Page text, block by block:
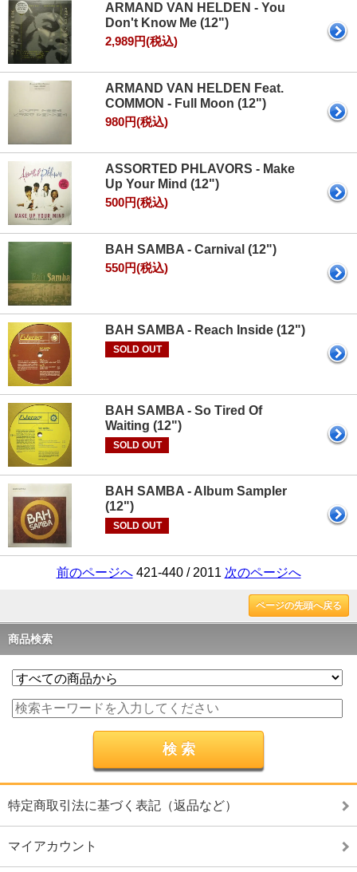
ARMAND VAN HELDEN - You
Don't Know Me (12")
2,989円(税込)
ARMAND VAN HELDEN Feat.
COMMON - Full Moon (12")
980円(税込)
ASSORTED PHLAVORS - Make
Up Your Mind (12")
500円(税込)
BAH SAMBA - Carnival (12")
550円(税込)
BAH SAMBA - Reach Inside (12")
SOLD OUT
BAH SAMBA - So Tired Of
Waiting (12")
SOLD OUT
BAH SAMBA - Album Sampler
(12")
SOLD OUT
前のページへ421-440 / 2011 次のページへ
ページの先頭へ戻る
商品検索
特定商取引法に基づく表記（返品など）
マイアカウント